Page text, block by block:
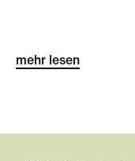
mehr lesen